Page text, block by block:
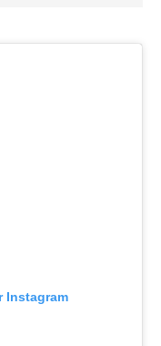
Instagram